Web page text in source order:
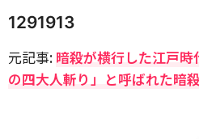
1291913
元記事: 暗殺が横行した江戸
の四大人斬り」と呼ばれた暗